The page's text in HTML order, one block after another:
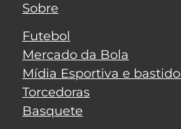
Sobre
Futebol
Mercado da Bola
Mídia Esportiva e
Torcedoras
Basquete